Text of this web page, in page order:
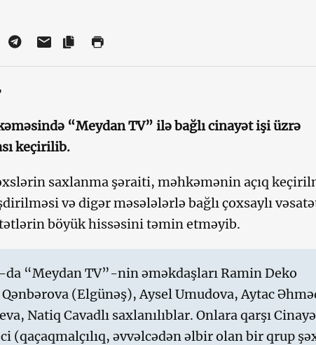
“Meydan TV” ilə bağlı cinayət işi üzrə
keçirilib.
saxlanma şəraiti, məhkəmənin açıq
və digər məsələlərlə bağlı çoxsaylı
böyük hissəsini təmin etməyib.
“Meydan TV”-nin əməkdaşları Ramin Deko
(Elgünəş), Aysel Umudova, Aytac
Natiq Cavadlı saxlanılıblar. Onlara qarşı
(qaçaqmalçılıq, əvvəlcədən əlbir olan bir qrup